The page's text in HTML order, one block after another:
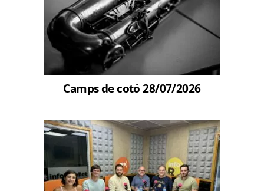
Camps de cotó 28/07/2026